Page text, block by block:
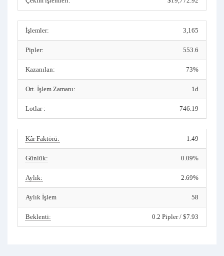
İşlemler: 3,165
Pipler: 553.6
Kazanılan: 73%
Ort. İşlem Zamanı: 1d
Lotlar : 746.19
Kâr Faktörü: 1.49
Günlük: 0.09%
Aylık: 2.69%
Aylık İşlem 58
Beklenti: 0.2 Pipler / $7.93